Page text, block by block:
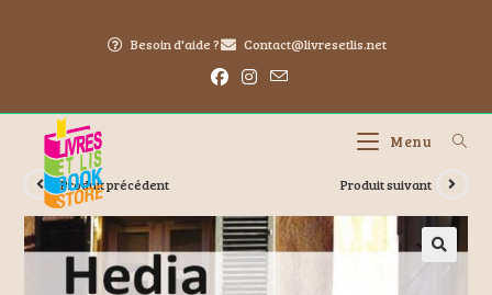
Besoin d'aide ? Contact@livresetlis.net
Menu
Produit précédent Produit suivant